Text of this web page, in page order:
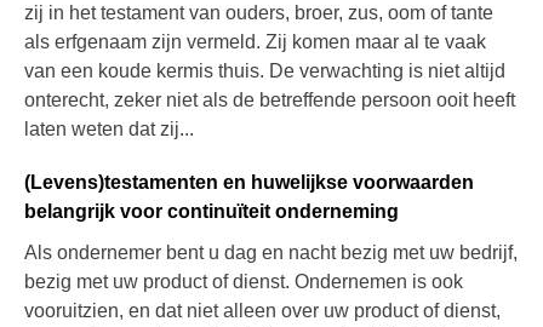
zij in het testament van ouders, broer, zus, oom of tante
als erfgenaam zijn vermeld. Zij komen maar al te vaak
van een koude kermis thuis. De verwachting is niet altijd
onterecht, zeker niet als de betreffende persoon ooit heeft
laten weten dat zij...
(Levens)testamenten en huwelijkse voorwaarden
belangrijk voor continuïteit onderneming
Als ondernemer bent u dag en nacht bezig met uw bedrijf,
bezig met uw product of dienst. Ondernemen is ook
vooruitzien, en dat niet alleen over uw product of dienst,